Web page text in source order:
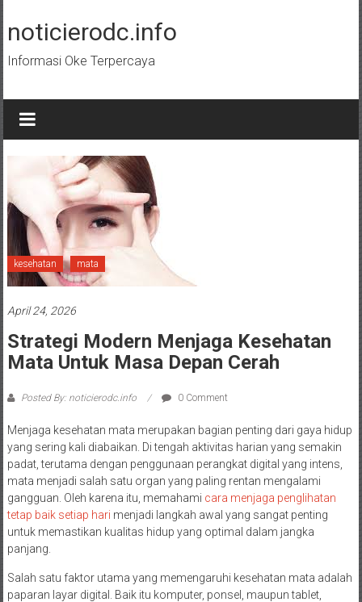
content
noticierodc.info
Informasi Oke Terpercaya
kesehatan mata
April 24, 2026
Strategi Modern Menjaga Kesehatan
Mata Untuk Masa Depan Cerah
Posted By: noticierodc.info 0 Comment
Menjaga kesehatan mata merupakan bagian penting dari gaya hidup
yang sering kali diabaikan. Di tengah aktivitas harian yang semakin
padat, terutama dengan penggunaan perangkat digital yang intens,
mata menjadi salah satu organ yang paling rentan mengalami
gangguan. Oleh karena itu, memahami cara menjaga penglihatan
tetap baik setiap hari menjadi langkah awal yang sangat penting
untuk memastikan kualitas hidup yang optimal dalam jangka
panjang.
Salah satu faktor utama yang memengaruhi kesehatan mata adalah
paparan layar digital. Baik itu komputer, ponsel, maupun tablet,